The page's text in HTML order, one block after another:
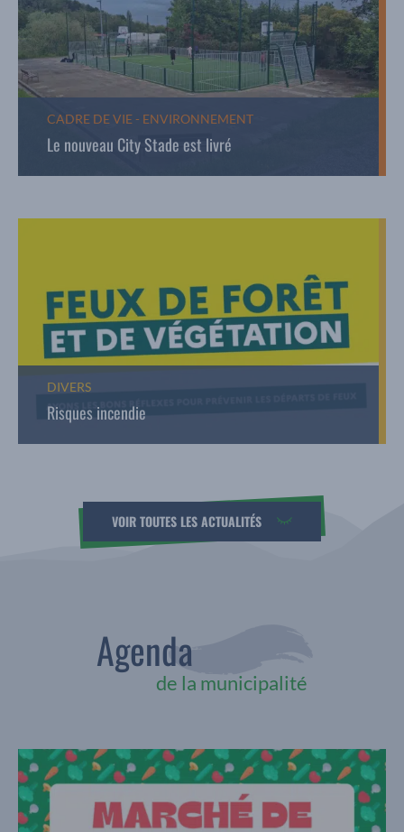
CADRE DE VIE - ENVIRONNEMENT
Le nouveau City Stade est livré
DIVERS
Risques incendie
VOIR TOUTES LES ACTUALITÉS
Agenda
de la municipalité